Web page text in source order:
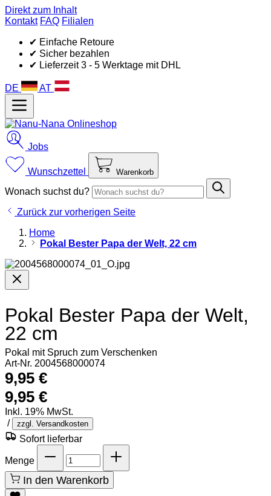
Direkt zum Inhalt
Kontakt FAQ Filialen
✔ Einfache Retoure
✔ Sicher bezahlen
✔ Lieferzeit 3 - 5 Werktage mit DHL
DE AT
Jobs
Wunschzettel Warenkorb
Wonach suchst du?
Zurück zur vorherigen Seite
Home
Pokal Bester Papa der Welt, 22 cm
Pokal Bester Papa der Welt,
22 cm
Pokal mit Spruch zum Verschenken
Art-Nr. 2004568000074
9,95 €
9,95 €
Inkl. 19% MwSt.
/
zzgl. Versandkosten
Sofort lieferbar
Menge
In den Warenkorb